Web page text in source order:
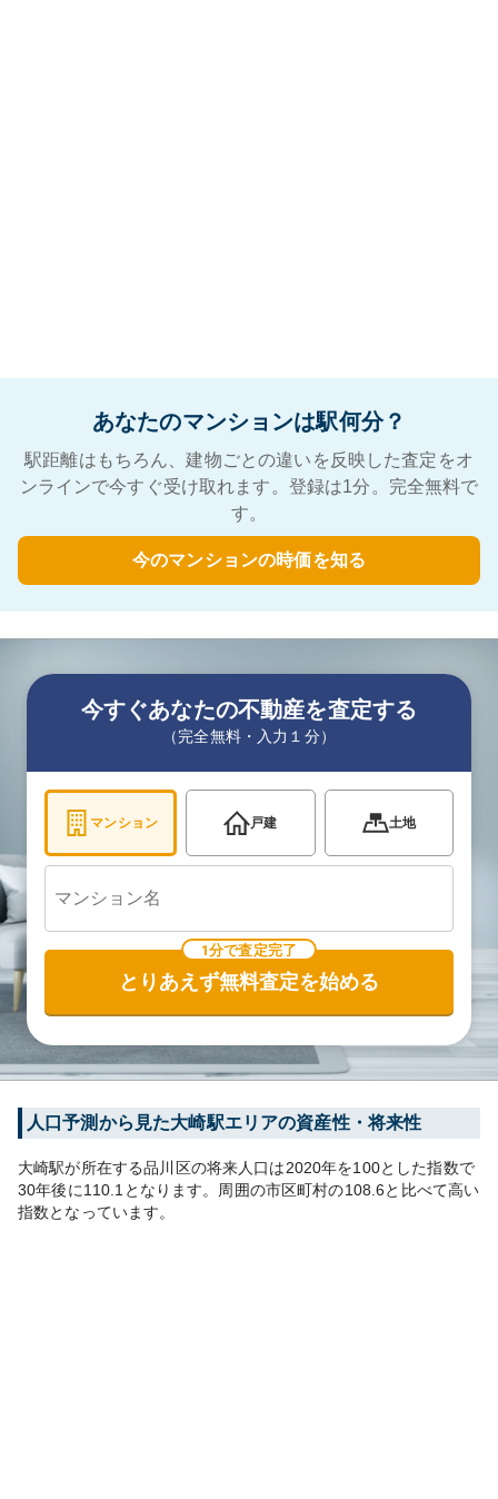
あなたのマンションは駅何分？
駅距離はもちろん、建物ごとの違いを反映した査定をオ
ンラインで今すぐ受け取れます。登録は1分。完全無料で
す。
今のマンションの時価を知る
今すぐあなたの不動産を査定する
（完全無料・入力１分）
マンション 戸建 土地
1分で査定完了
とりあえず無料査定を始める
人口予測から見た大崎駅エリアの資産性・将来性
大崎駅が所在する品川区の将来人口は2020年を100とした指数で
30年後に110.1 となります。 周囲の市区町村の108.6と比べて高い
指数となっています。